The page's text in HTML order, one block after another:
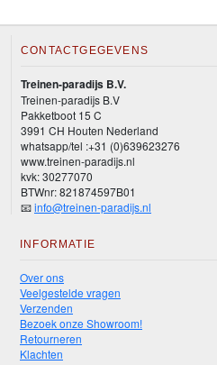
CONTACTGEGEVENS
Treinen-paradijs B.V.
Treinen-paradijs B.V
Pakketboot 15 C
3991 CH Houten Nederland
whatsapp/tel :+31 (0)639623276
www.treinen-paradijs.nl
kvk: 30277070
BTWnr: 821874597B01
📧info@treinen-paradijs.nl
INFORMATIE
Over ons
Veelgestelde vragen
Verzenden
Bezoek onze Showroom!
Retourneren
Klachten